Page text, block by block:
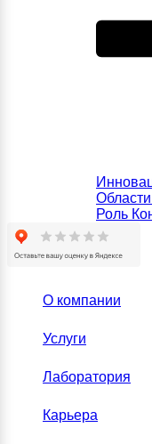
Роль
О компании
Услуги
Лаборатория
Карьера